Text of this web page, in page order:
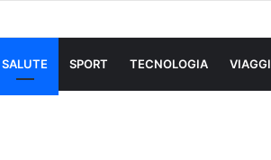
SALUTE SPORT TECNOLOGIA VIAGGI